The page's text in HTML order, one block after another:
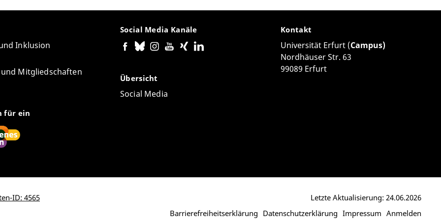
Inklusion
Mitgliedschaften
für ein
Social Media Kanäle
Übersicht
Social Media
Kontakt
Universität Erfurt (Campus)
Nordhäuser Str. 63
99089 Erfurt
ID: 4565
Barrierefreiheitserklärung Datenschutzerklärung Impressum Anmelden
Letzte Aktualisierung: 24.06.2026